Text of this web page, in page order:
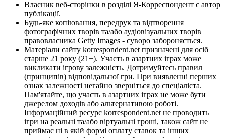
Власник веб-сторінки в розділі Я-Корреспондент є автор
публікації.
Будь-яке копіювання, передрук та відтворення
фотографічних творів та/або аудіовізуальних творів
правовласника Getty Images - суворо забороняється.
Матеріали сайту korrespondent.net призначені для осіб
старше 21 року (21+). Участь в азартних іграх може
викликати ігрову залежність. Дотримуйтесь правил
(принципів) відповідальної гри. При виявленні перших
ознак залежності негайно зверніться до спеціаліста.
Пам'ятайте, що участь в азартних іграх не може бути
джерелом доходів або альтернативою роботі.
Інформаційний ресурс korrespondent.net не проводить
ігри на реальні та/або віртуальні гроші, також сайт не
приймає ні в якій формі оплату ставок та інших